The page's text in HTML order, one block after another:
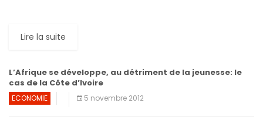
Lire la suite
L’Afrique se développe, au détriment de la jeunesse: le
cas de la Côte d’Ivoire
ECONOMIE 5 novembre 2012